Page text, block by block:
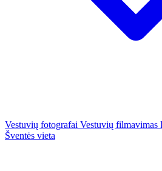
Vestuvių fotografai Vestuvių filmavimas
Šventės vieta